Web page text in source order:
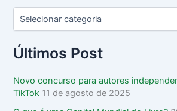
i
r
p
r
Últimos Post
Novo concurso para autores
TikTok 11 de agosto de 2025